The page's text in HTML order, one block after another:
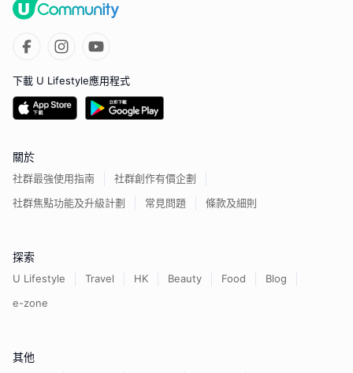
下載 U Lifestyle應用程式
關於
社群最強使用指南
社群創作有價企劃
社群焦點功能及升級計劃
常見問題 條款及細則
探索
U Lifestyle Travel HK Beauty Food
Blog
e-zone
其他